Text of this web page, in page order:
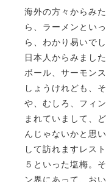
海外の方々からみ
ら、ラーメンとい
ら、わかり易いで
日本人からみまし
ボール、サーモン
しょうけれども、
や、むしろ、フィ
まれていまして、
んじゃないかと思
して訪れますレス
５といった塩梅。
ン界にあって、お